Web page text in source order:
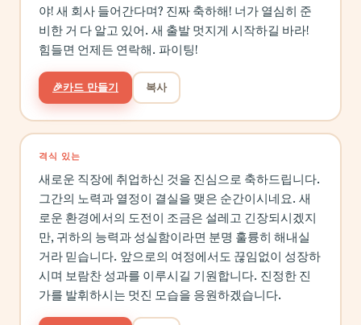
야! 새 회사 들어간다며? 진짜 축하해! 너가 열심히 준
비한 거 다 알고 있어. 새 출발 멋지게 시작하길 바라!
힘들면 언제든 연락해. 파이팅!
🎉카드 만들기 복사
격식 있는
새로운 직장에 취업하신 것을 진심으로 축하드립니다.
그간의 노력과 열정이 결실을 맺은 순간이시네요. 새
로운 환경에서의 도전이 조금은 설레고 긴장되시겠지
만, 귀하의 능력과 성실함이라면 분명 훌륭히 해내실
거라 믿습니다. 앞으로의 여정에서도 끊임없이 성장하
시며 보람찬 성과를 이루시길 기원합니다. 진정한 진
가를 발휘하시는 멋진 모습을 응원하겠습니다.